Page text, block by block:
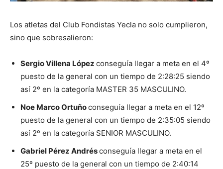
Los atletas del Club Fondistas Yecla no solo cumplieron,
sino que sobresalieron:
Sergio Villena López conseguía llegar a meta en el 4º
puesto de la general con un tiempo de 2:28:25 siendo
así 2º en la categoría MASTER 35 MASCULINO.
Noe Marco Ortuñoconseguía llegar a meta en el 12º
puesto de la general con un tiempo de 2:35:05 siendo
así 2º en la categoría SENIOR MASCULINO.
Gabriel Pérez Andrésconseguía llegar a meta en el
25º puesto de la general con un tiempo de 2:40:14